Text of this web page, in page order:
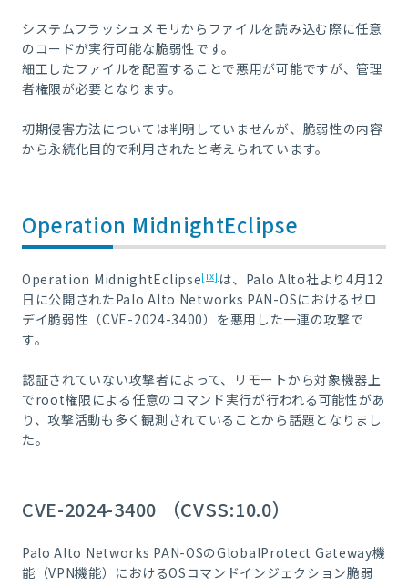
システムフラッシュメモリからファイルを読み込む際に任意
のコードが実行可能な脆弱性です。
細工したファイルを配置することで悪用が可能ですが、管理
者権限が必要となります。
初期侵害方法については判明していませんが、脆弱性の内容
から永続化目的で利用されたと考えられています。
Operation MidnightEclipse
Operation MidnightEclipse[ix]は、Palo Alto社より4月12
日に公開されたPalo Alto Networks PAN-OSにおけるゼロ
デイ脆弱性（CVE-2024-3400）を悪用した一連の攻撃で
す。
認証されていない攻撃者によって、リモートから対象機器上
でroot権限による任意のコマンド実行が行われる可能性があ
り、攻撃活動も多く観測されていることから話題となりまし
た。
CVE-2024-3400 （CVSS:10.0）
Palo Alto Networks PAN-OSのGlobalProtect Gateway機
能（VPN機能）におけるOSコマンドインジェクション脆弱